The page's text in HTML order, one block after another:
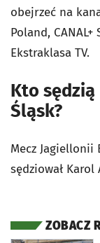
obejrzeć na
Poland,
Ekstraklasa TV.
Kto
Śląsk?
Mecz Jagiellonii
sędziował Karol
ZOBACZ